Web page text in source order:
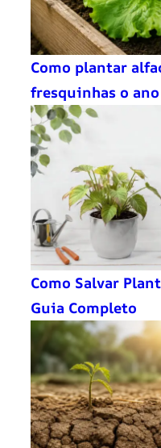
Como plantar
fresquinhas o
Como Salvar
Guia Completo